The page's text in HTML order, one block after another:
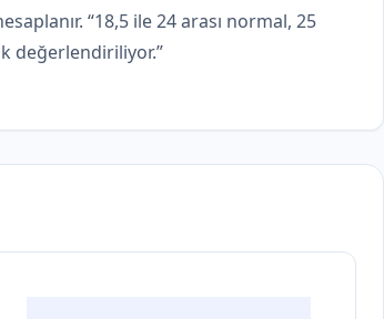
“18,5 ile 24 arası normal, 25
değerlendiriliyor.”